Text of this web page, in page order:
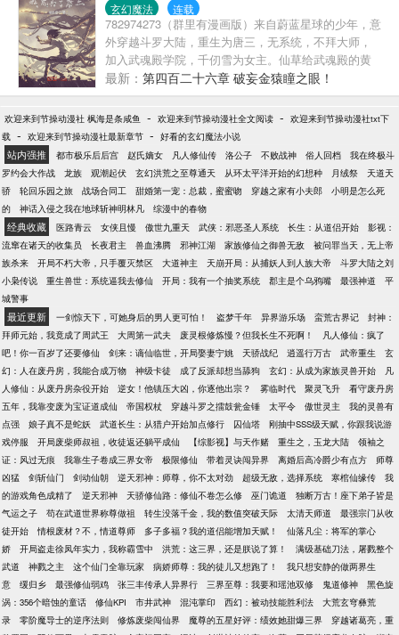
玄幻魔法 连载
782974273（群里有漫画版）来自蔚蓝星球的少年，意
外穿越斗罗大陆，重生为唐三，无系统，不拜大师，
加入武魂殿学院，千仞雪为女主。仙草给武魂殿的黄
金一代。会有新设定：附加魂力的武器，称之为魂
器。不入史莱克。仙草给武魂殿的黄金一代，天使神
千仞雪和罗刹神比比东，剑斗罗和骨斗罗后期结局改
变。支持武魂殿统一大陆。“一片大陆，三个国家，这
难道不是分裂?不是对神的背叛?”开局结合十万年蓝银
皇右腿骨直接起飞，中期前往斗罗大陆的未知领域，
后期结合森林与草原之力，可自创神王之位。这一
世，我要登峰造极！
最新： 第四百二十六章 破妄金猿瞳之眼！
欢迎来到节操动漫社 枫海是条咸鱼 - 欢迎来到节操动漫社全文阅读 - 欢迎来到节操动漫社txt下
载 - 欢迎来到节操动漫社最新章节 - 好看的玄幻魔法小说
站内强推 都市极乐后后宫 赵氏嫡女 凡人修仙传 洛公子 不败战神 俗人回档
我在终极斗
罗约会大作战
龙族 观潮起伏 玄幻洪荒之至尊通天 从环太平洋开始的幻想种 月绒祭
天道天
骄
轮回乐园之旅 战场合同工 甜婚第一宠：总裁，蜜蜜吻 穿越之家有小夫郎
小明是怎么死
的
神话入侵之我在地球斩神明林凡 综漫中的春物
经典收藏 医路青云 女侠且慢 傲世九重天 武侠：邪恶圣人系统 长生：从道侣开始
影视：
流窜在诸天的收集员
长夜君主 兽血沸腾 邪神江湖 家族修仙之御兽无敌
被问罪当天，无上帝
族杀来
开局不朽大帝，只手覆灭禁区 大道神主 天崩开局：从捕妖人到人族大帝
斗罗大陆之刘
小枭传说
重生兽世：系统逼我去修仙 开局：我有一个抽奖系统 郡主是个乌鸦嘴 最强神道
平
城警事
最近更新 一剑惊天下，可她身后的男人更可怕！ 盗梦千年 异界游乐场 蛮荒古界记
封神：
拜师元始，我竟成了周武王
大周第一武夫 废灵根修炼慢？但我长生不死啊！
凡人修仙：疯了
吧！你一百岁了还要修仙
剑来：谪仙临世，开局娶妻宁姚 天骄战纪 逍遥行万古 武帝重生
玄
幻：人在废丹房，我能合成万物
神级卡徒 成了反派却想当舔狗 玄幻：从成为家族灵兽开始
凡
人修仙：从废丹房杂役开始
逆女！他镇压大凶，你逐他出宗？ 雾临时代 聚灵飞升
看守废丹房
五年，我靠变废为宝证道成仙
帝国权杖 穿越斗罗之擂鼓瓮金锤 太平令 傲世灵主
我的灵兽有
点强
娘子真不是蛇妖 武道长生：从猎户开始加点修行 囚仙塔
刚抽中SSS级天赋，你跟我说游
戏停服
开局废柴师叔祖，收徒返还躺平成仙 【综影视】与天作赌 重生之，玉龙大陆
领袖之
证：风过无痕
我靠生子卷成三界女帝 极限修仙 带着灵诀闯异界 离婚后高冷爵少有点方
师尊
凶猛
剑斩仙门 剑动仙朝 逆天邪神：师尊，你不太对劲 超级无敌，选择系统 寒棺仙缘传
我
的游戏角色成精了
逆天邪神 天骄修仙路：修仙不卷怎么修 巫门诡道
独断万古！座下弟子皆是
气运之子
苟在武道世界称尊做祖 转生没落千金，我的数值突破天际 太清天师道
最强宗门从收
徒开始
情根废材？不，情道尊师 多子多福？我的道侣能增加天赋！
仙落凡尘：将军的掌心
娇
开局盗走徐凤年实力，我称霸雪中 洪荒：这三界，还是朕说了算！
满级基础刀法，屠戮整个
武道
神戮之主 这个仙门全靠玩家 病娇师尊：我的徒儿又想跑了！
我只想安静的做两界生
意
缓归乡 最强修仙弱鸡 张三丰传承人异界行 三界至尊：我要和瑶池双修 鬼道修神
黑色旋
涡：356个暗蚀的童话
修仙KPI 市井武神 混沌掌印 西幻：被动技能胜利法
大荒玄穹彝荒
录
零阶魔导士的逆序法则 修炼废柴闯仙界 魔尊的五星好评：绩效她甜爆三界
穿越诸葛亮，重